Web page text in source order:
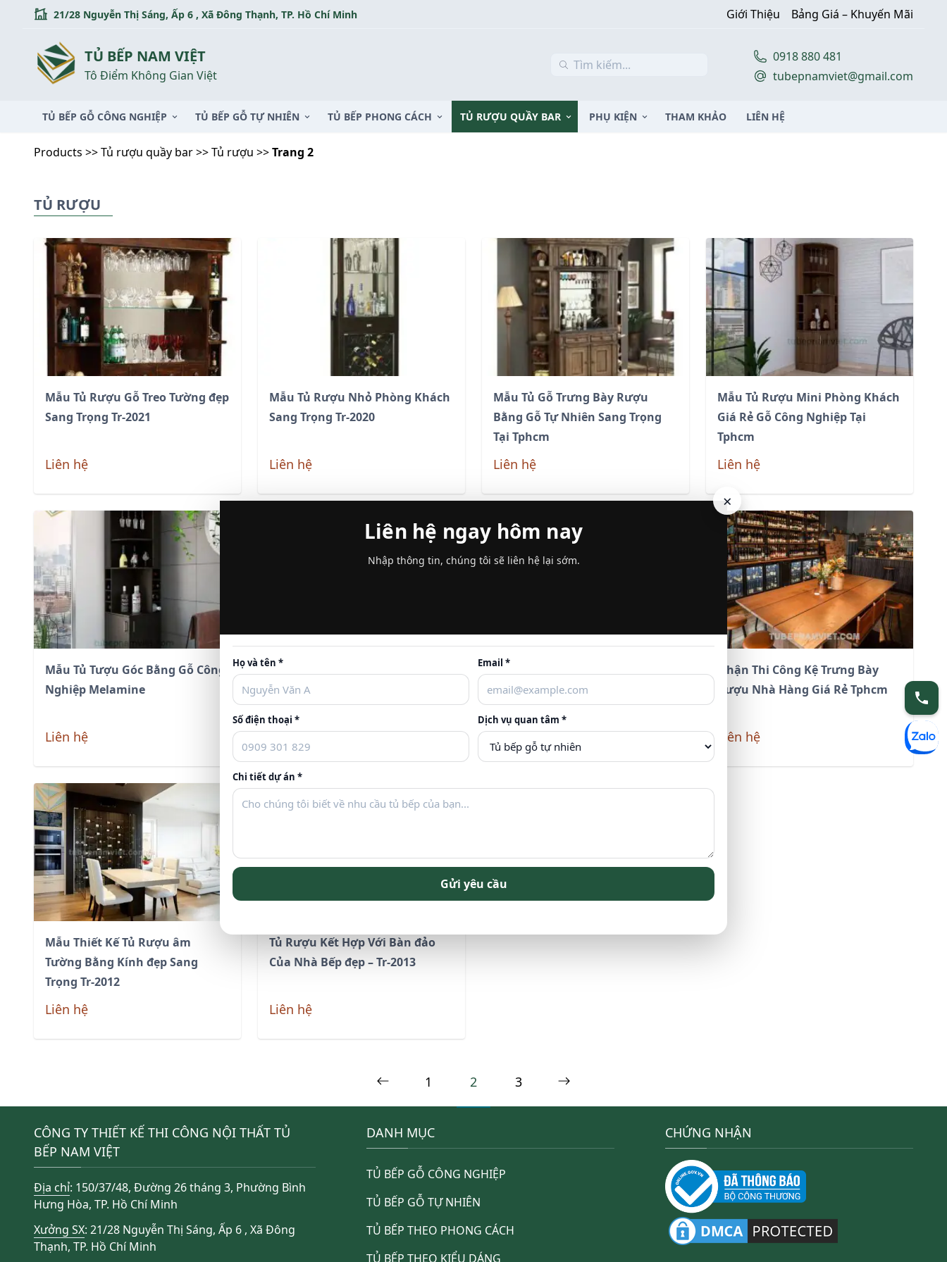
21/28 Nguyễn Thị Sáng, Ấp 6 , Xã Đông Thạnh, TP. Hồ Chí Minh Giới Thiệu Bảng Giá – Khuyến Mãi
TỦ BẾP NAM VIỆT
Tô Điểm Không Gian Việt
0918 880 481
tubepnamviet@gmail.com
TỦ BẾP GỖ CÔNG NGHIỆP TỦ BẾP GỖ TỰ NHIÊN TỦ BẾP PHONG CÁCH TỦ RƯỢU QUẦY BAR PHỤ KIỆN THAM KHẢO LIÊN HỆ
Products >>Tủ rượu quầy bar>>Tủ rượu >>Trang 2
TỦ RƯỢU
Mẫu Tủ Rượu Gỗ Treo Tường đẹp
Sang Trọng Tr-2021
Liên hệ
Mẫu Tủ Rượu Nhỏ Phòng Khách
Sang Trọng Tr-2020
Liên hệ
Mẫu Tủ Gỗ Trưng Bày Rượu
Bằng Gỗ Tự Nhiên Sang Trọng
Tại Tphcm
Liên hệ
Mẫu Tủ Rượu Mini Phòng Khách
Giá Rẻ Gỗ Công Nghiệp Tại
Tphcm
Liên hệ
Mẫu Tủ Tượu Góc Bằng Gỗ Công
Nghiệp Melamine
Liên hệ
Tủ Rượu Phòng Khách Nhỏ Gỗ
Công Nghiệp Sang Trọng Tr-2016
Liên hệ
Phòng Kính Cất Trữ Rượu Gầm
Cầu Thang Sang Trọng Nhất Tr-
2015
Liên hệ
Nhận Thi Công Kệ Trưng Bày
Rượu Nhà Hàng Giá Rẻ Tphcm
Liên hệ
Mẫu Thiết Kế Tủ Rượu âm
Tường Bằng Kính đẹp Sang
Trọng Tr-2012
Liên hệ
Tủ Rượu Kết Hợp Với Bàn đảo
Của Nhà Bếp đẹp – Tr-2013
Liên hệ
viết
Page
1 Page
2 Page
3
Next
CÔNG TY THIẾT KẾ THI CÔNG NỘI THẤT TỦ
BẾP NAM VIỆT
Địa chỉ: 150/37/48, Đường 26 tháng 3, Phường Bình
Hưng Hòa, TP. Hồ Chí Minh
Xưởng SX: 21/28 Nguyễn Thị Sáng, Ấp 6 , Xã Đông
Thạnh, TP. Hồ Chí Minh
DANH MỤC
TỦ BẾP GỖ CÔNG NGHIỆP
TỦ BẾP GỖ TỰ NHIÊN
TỦ BẾP THEO PHONG CÁCH
TỦ BẾP THEO KIỂU DÁNG
CHỨNG NHẬN
×
Liên hệ ngay hôm nay
Nhập thông tin, chúng tôi sẽ liên hệ lại sớm.
Họ và tên * Email *
Số điện thoại * Dịch vụ quan tâm *
Chi tiết dự án *
Gửi yêu cầu